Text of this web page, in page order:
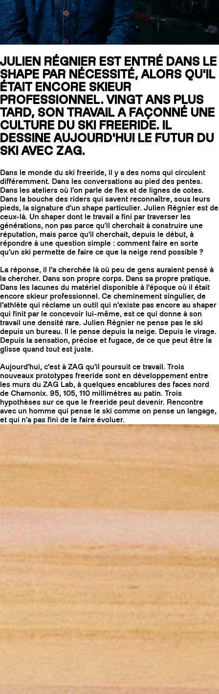
SLAP 104
LITE
SLAP 92
BÂTONS
COUTEAUX
JULIEN RÉGNIER EST ENTRÉ DANS LE
SHAPE PAR NÉCESSITÉ, ALORS QU'IL
ÉTAIT ENCORE SKIEUR
PROFESSIONNEL. VINGT ANS PLUS
TARD, SON TRAVAIL A FAÇONNÉ UNE
CULTURE DU SKI FREERIDE. IL
DESSINE AUJOURD'HUI LE FUTUR DU
SKI AVEC ZAG.
Dans le monde du ski freeride, il y a des noms qui circulent
différemment. Dans les conversations au pied des pentes.
Dans les ateliers où l'on parle de flex et de lignes de cotes.
Dans la bouche des riders qui savent reconnaître, sous leurs
pieds, la signature d'un shape particulier. Julien Régnier est de
ceux-là. Un shaper dont le travail a fini par traverser les
générations, non pas parce qu'il cherchait à construire une
réputation, mais parce qu'il cherchait, depuis le début, à
répondre à une question simple : comment faire en sorte
qu'un ski permette de faire ce que la neige rend possible ?
La réponse, il l'a cherchée là où peu de gens auraient pensé à
la chercher. Dans son propre corps. Dans sa propre pratique.
Dans les lacunes du matériel disponible à l'époque où il était
encore skieur professionnel. Ce cheminement singulier, de
l'athlète qui réclame un outil qui n'existe pas encore au shaper
qui finit par le concevoir lui-même, est ce qui donne à son
travail une densité rare. Julien Régnier ne pense pas le ski
depuis un bureau. Il le pense depuis la neige. Depuis le virage.
Depuis la sensation, précise et fugace, de ce que peut être la
glisse quand tout est juste.
Aujourd'hui, c'est à ZAG qu'il poursuit ce travail. Trois
nouveaux prototypes freeride sont en développement entre
les murs du ZAG Lab, à quelques encablures des faces nord
de Chamonix. 95, 105, 110 millimètres au patin. Trois
hypothèses sur ce que le freeride peut devenir. Rencontre
avec un homme qui pense le ski comme on pense un langage,
et qui n'a pas fini de le faire évoluer.